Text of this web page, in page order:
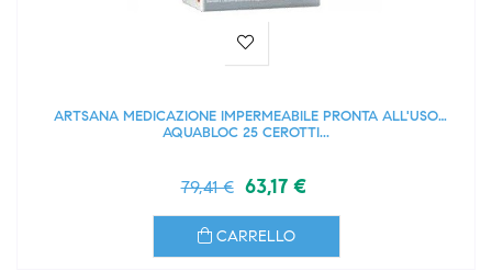
ARTSANA MEDICAZIONE IMPERMEABILE PRONTA ALL'USO
AQUABLOC 25 CEROTTI...
79,41 € 63,17 €
CARRELLO